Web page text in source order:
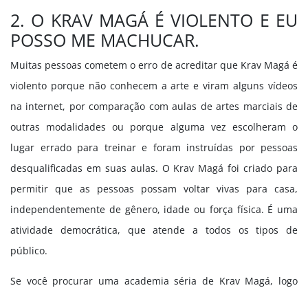
2. O KRAV MAGÁ É VIOLENTO E EU
POSSO ME MACHUCAR.
Muitas pessoas cometem o erro de acreditar que Krav Magá é
violento porque não conhecem a arte e viram alguns vídeos
na internet, por comparação com aulas de artes marciais de
outras modalidades ou porque alguma vez escolheram o
lugar errado para treinar e foram instruídas por pessoas
desqualificadas em suas aulas. O Krav Magá foi criado para
permitir que as pessoas possam voltar vivas para casa,
independentemente de gênero, idade ou força física. É uma
atividade democrática, que atende a todos os tipos de
público.
Se você procurar uma academia séria de Krav Magá, logo